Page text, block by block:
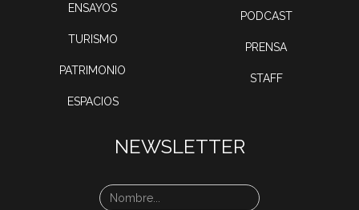
ENSAYOS
TURISMO
PATRIMONIO
ESPACIOS
PODCAST
PRENSA
STAFF
NEWSLETTER